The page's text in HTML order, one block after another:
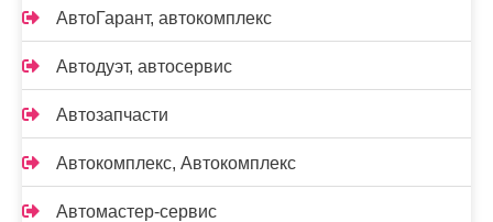
АвтоГарант, автокомплекс
Автодуэт, автосервис
Автозапчасти
Автокомплекс, Автокомплекс
Автомастер-сервис